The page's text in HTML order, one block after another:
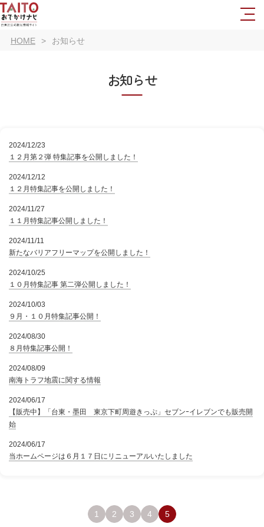
HOME お知らせ
お知らせ
2024/12/23
１２月第２弾 特集記事を公開しました！
2024/12/12
１２月特集記事を公開しました！
2024/11/27
１１月特集記事公開しました！
2024/11/11
新たなバリアフリーマップを公開しました！
2024/10/25
１０月特集記事 第二弾公開しました！
2024/10/03
９月・１０月特集記事公開！
2024/08/30
８月特集記事公開！
2024/08/09
南海トラフ地震に関する情報
2024/06/17
【販売中】「台東・墨田 東京下町周遊きっぷ」セブンｰイレブンでも販売開
始
2024/06/17
当ホームページは６月１７日にリニューアルいたしました
1 2 3 4 5